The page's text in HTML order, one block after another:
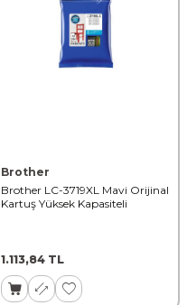
Brother
Brother LC-3719XL Mavi Orijinal
Kartuş Yüksek Kapasiteli
1.113,84 TL